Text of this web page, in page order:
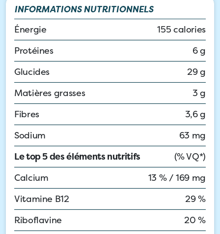
INFORMATIONS NUTRITIONNELS
Énergie
155 calories
Protéines
6 g
Glucides
29 g
Matières grasses
3 g
Fibres
3,6 g
Sodium
63 mg
Le top 5 des éléments nutritifs
(% VQ*)
Calcium
13 %/169 mg
Vitamine B12
29 %
Riboflavine
20 %